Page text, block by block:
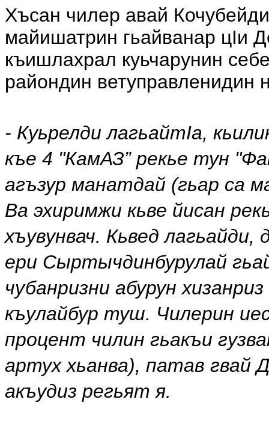
Хъсан чилер авай
майишатрин гьайванар цIи
къишлахрал куьчарунин
райондин ветуправленидин
- Куьрелди лагьайтIа,
къе 4 "КамАЗ” рекье тун
агъзур манатдай (гьар са
Ва эхиримжи кьве йисан
хъувунвач. Кьвед
ери Сыртычдинбурулай
чубанризни абурун
къулайбур туш. Чилерин
процент чилин гьакъи
артух хьанва), патав гвай
акъудиз регьят я.